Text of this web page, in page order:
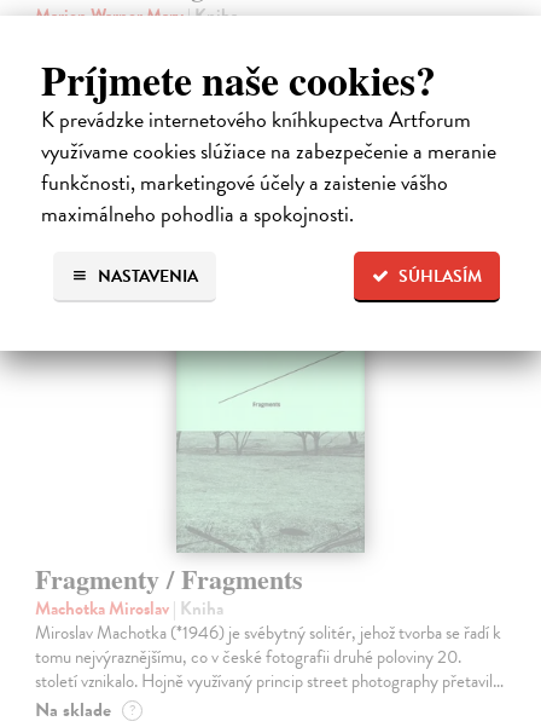
Príjmete naše cookies?
K prevádzke internetového kníhkupectva Artforum
využívame cookies slúžiace na zabezpečenie a meranie
funkčnosti, marketingové účely a zaistenie vášho
maximálneho pohodlia a spokojnosti.
SÚHLASÍM
NASTAVENIA
Marien Warner Mary| Kniha
tvůrci svých vlastních obrazů, ale čerpají inspiraci ze zkušenosti z
malby, designu, reklamy, žurnalistiky a společenských věd. V naší…
Na sklade ?
31,63 €
33,29 € ?
na sklade
Fragmenty / Fragments
Machotka Miroslav| Kniha
Miroslav Machotka (*1946) je svébytný solitér, jehož tvorba se řadí k
tomu nejvýraznějšímu, co v české fotografii druhé poloviny 20.
století vznikalo. Hojně využívaný princip street photography přetavil…
Na sklade ?